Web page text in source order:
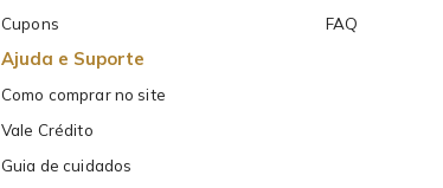
Cupons
Ajuda e Suporte
Como comprar no site
Vale Crédito
Guia de cuidados
FAQ